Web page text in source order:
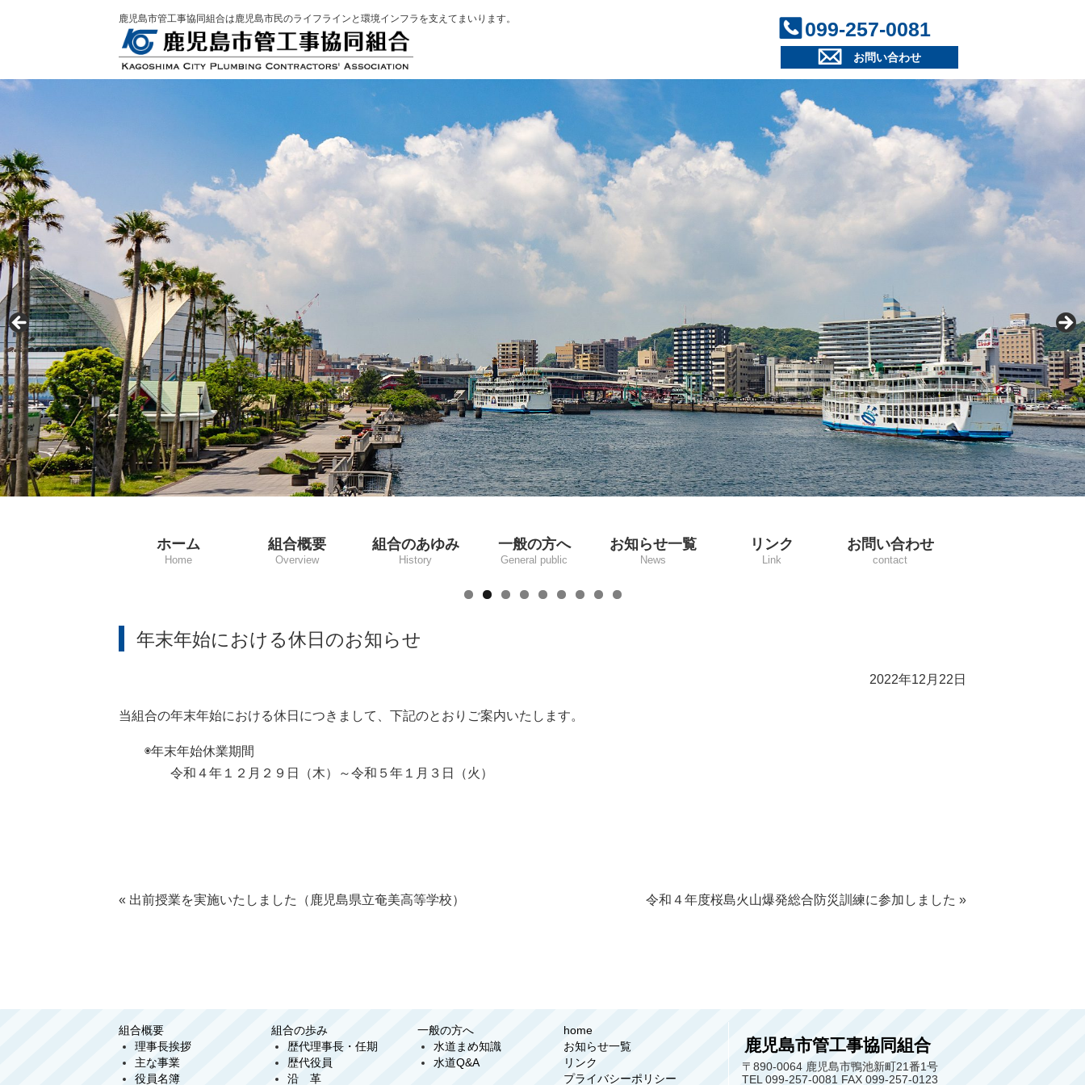
鹿児島市管工事協同組合は鹿児島市民のライフラインと環境インフラを支えてまいります。 099-257-0081
お問い合わせ
ホーム
Home
組合概要
Overview
組合のあゆみ
History
一般の方へ
General public
水道まめ知識
水道Q&A
お知らせ一覧
News
リンク
Link
お問い合わせ
contact
年末年始における休日のお知らせ
2022年12月22日
当組合の年末年始における休日につきまして、下記のとおりご案内いたします。
◉年末年始休業期間
令和４年１２月２９日（木）～令和５年１月３日（火）
« 出前授業を実施いたしました（鹿児島県立奄美高等学校） 令和４年度桜島火山爆発総合防災訓練に参加しました »
組合概要
理事長挨拶
主な事業
役員名簿
組合の歩み
歴代理事長・任期
歴代役員
沿 革
一般の方へ
水道まめ知識
水道Q&A
home
お知らせ一覧
リンク
プライバシーポリシー
鹿児島市管工事協同組合
〒890-0064 鹿児島市鴨池新町21番1号
TEL 099-257-0081 FAX 099-257-0123